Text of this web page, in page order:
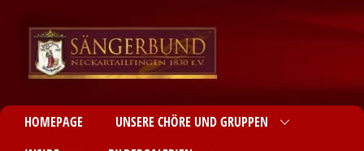
HOMEPAGE
UNSERE CHÖRE UND GRUPPEN